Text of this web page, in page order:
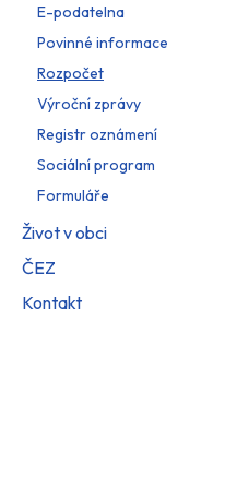
E-podatelna
Povinné informace
Rozpočet
Výroční zprávy
Registr oznámení
Sociální program
Formuláře
Život v obci
ČEZ
Kontakt